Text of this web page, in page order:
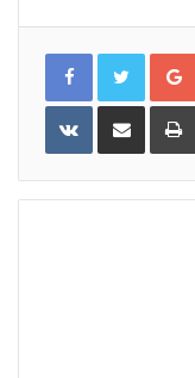
VKontakteShare
Email